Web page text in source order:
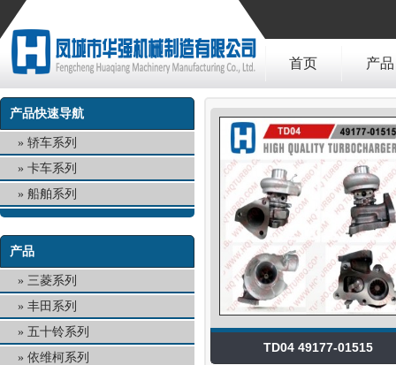
首页 产品
产品快速导航
轿车系列
卡车系列
船舶系列
产品
三菱系列
丰田系列
五十铃系列
依维柯系列
TD04 49177-01515